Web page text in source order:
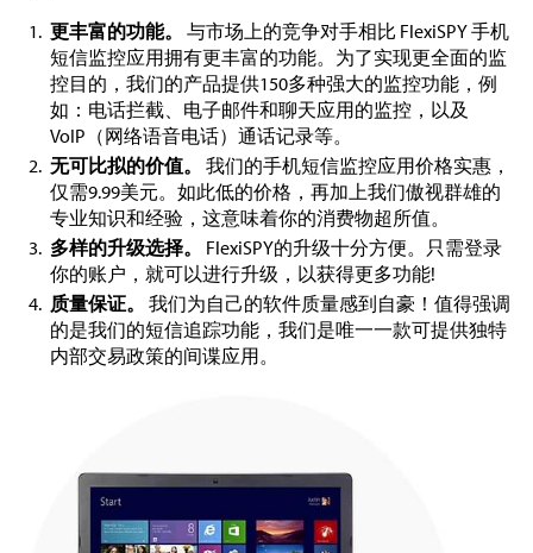
更丰富的功能。
与市场上的竞争对手相比 FlexiSPY 手机
短信监控应用拥有更丰富的功能。为了实现更全面的监
控目的，我们的产品提供150多种强大的监控功能，例
如：电话拦截、电子邮件和聊天应用的监控，以及
VoIP（网络语音电话）通话记录等。
无可比拟的价值。
我们的手机短信监控应用价格实惠，
仅需9.99美元。如此低的价格，再加上我们傲视群雄的
专业知识和经验，这意味着你的消费物超所值。
多样的升级选择。
FlexiSPY的升级十分方便。只需登录
你的账户，就可以进行升级，以获得更多功能!
质量保证。
我们为自己的软件质量感到自豪！值得强调
的是我们的短信追踪功能，我们是唯一一款可提供独特
内部交易政策的间谍应用。